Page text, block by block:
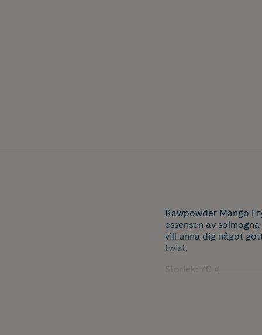
Rawpowder Mango
essensen av
vill unna dig något
twist.
Storlek: 70 g